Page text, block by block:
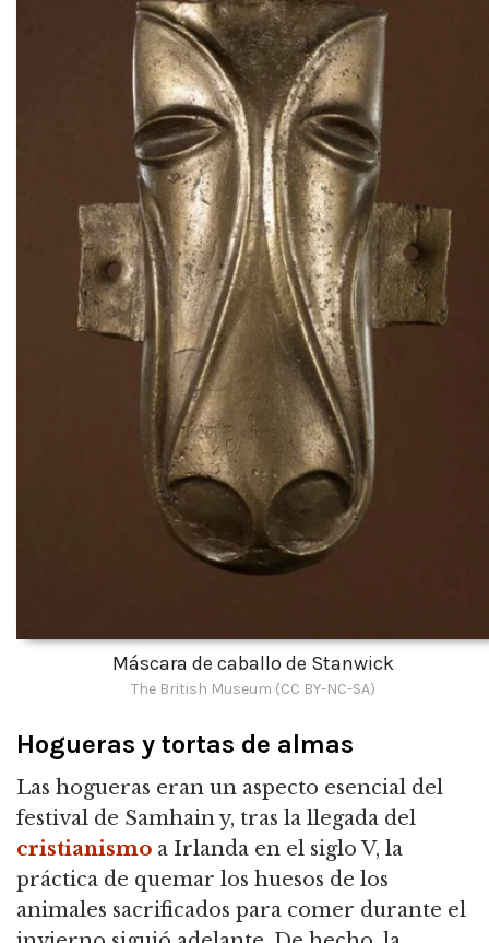
Máscara de caballo de Stanwick
The British Museum (CC BY-NC-SA)
Hogueras y tortas de almas
Las hogueras eran un aspecto esencial del
festival de Samhain y, tras la llegada del
cristianismo a Irlanda en el siglo V, la
práctica de quemar los huesos de los
animales sacrificados para comer durante el